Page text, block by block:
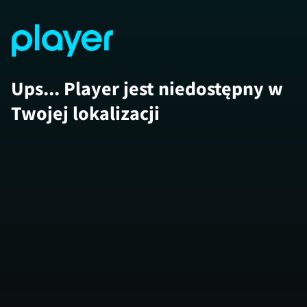
Ups... Player jest niedostępny w
Twojej lokalizacji